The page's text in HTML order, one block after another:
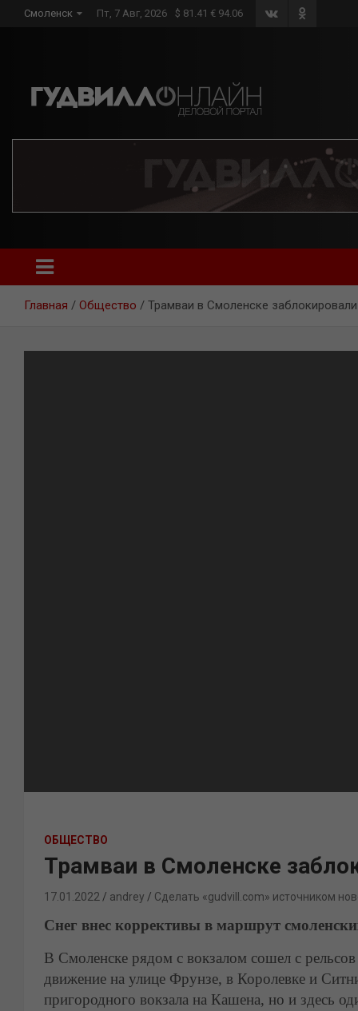
Смоленск Пт, 7 Авг, 2026 $ 81.41 € 94.06
Главная Общество Трамваи в Смоленске
ОБЩЕСТВО
Трамваи в Смоленске
17.01.2022 andrey Сделать «gudvill.com» источником
Снег внес коррективы в маршрут
В Смоленске рядом с вокзалом сошел с
движение на улице Фрунзе, в Королевке и
пригородного вокзала на Кашена, но и здесь